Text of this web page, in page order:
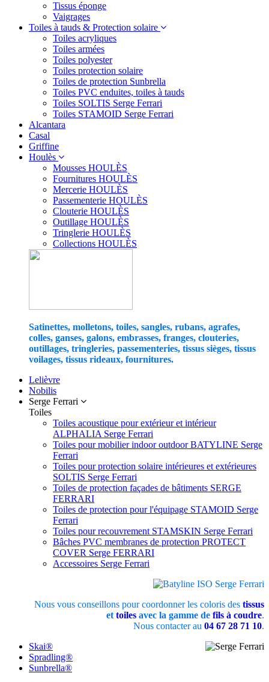
Tissus éponge
Vaigrages
Toiles à tauds & Protection solaire
Toiles acryliques
Toiles armées
Toiles polyester
Toiles protection solaire
Toiles de protection Sunbrella
Toiles PVC enduites, toiles à tauds
Toiles SOLTIS Serge Ferrari
Toiles STAMOID Serge Ferrari
Alcantara
Casal
Griffine
Houlès
Mousses HOULÈS
Fournitures HOULÈS
Mercerie HOULÈS
Passementerie HOULÈS
Clouterie HOULÈS
Outillage HOULÈS
Tringlerie HOULÈS
Collections HOULÈS
Satinettes, molletons, toiles, sangles, rubans, agrafes,
colles, ganses, galons, embrasses, franges, clouteries,
outillages, tringleries, passementeries, tissus sièges, tissus
voilages, tissus rideaux, fournitures.
Lelièvre
Nobilis
Serge Ferrari
Toiles
Toiles acoustique pour extérieur et intérieur
ALPHALIA Serge Ferrari
Toiles pour mobilier indoor outdoor BATYLINE Serge
Ferrari
Toiles pour protection solaire intérieures et extérieures
SOLTIS Serge Ferrari
Toiles de protection façades de bâtiments SERGE
FERRARI
Toiles de protection pour l'équipage STAMOID Serge
Ferrari
Toiles pour recouvrement STAMSKIN Serge Ferrari
Bâches PVC membranes de protection PROTECT
COVER Serge FERRARI
Accessoires Serge Ferrari
Nous vous conseillons pour coordonner les coloris des tissus
et toiles avec la gamme de fils à coudre.
Nous contacter au 04 67 28 71 10.
Skai®
Spradling®
Sunbrella®